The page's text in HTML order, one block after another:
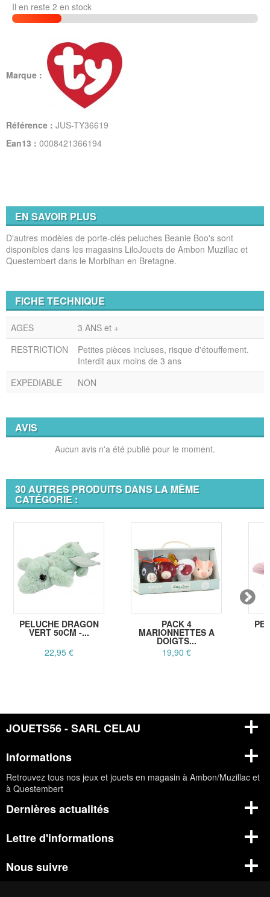
Il en reste 2 en stock
Marque :
Référence : JUS-TY36619
Ean13 : 0008421366194
EN SAVOIR PLUS
D'autres modèles de porte-clés peluches Beanie Boo's sont
disponibles dans les magasins LiloJouets de Ambon Muzillac et
Questembert dans le Morbihan en Bretagne.
FICHE TECHNIQUE
AGES
3 ANS et +
RESTRICTION
Petites pièces incluses, risque d'étouffement.
Interdit aux moins de 3 ans
EXPEDIABLE
NON
AVIS
Aucun avis n'a été publié pour le moment.
30 AUTRES PRODUITS DANS LA MÊME
CATÉGORIE :
PELUCHE DRAGON
VERT 50CM -...
22,95 €
PACK 4
MARIONNETTES A
DOIGTS...
19,90 €
JOUETS56 - SARL CELAU
Informations
Retrouvez tous nos jeux et jouets en magasin à Ambon/Muzillac et
à Questembert
Dernières actualités
Lettre d'informations
Nous suivre